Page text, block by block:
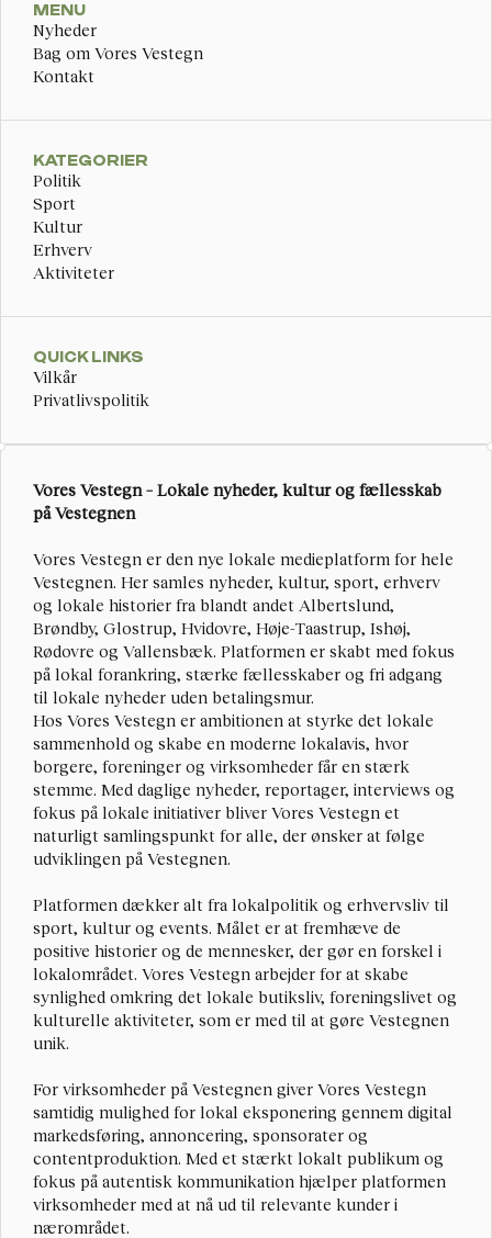
MENU
Nyheder
Bag om Vores Vestegn
Kontakt
KATEGORIER
Politik
Sport
Kultur
Erhverv
Aktiviteter
QUICK LINKS
Vilkår
Privatlivspolitik
Vores Vestegn – Lokale nyheder, kultur og fællesskab
på Vestegnen
Vores Vestegn er den nye lokale medieplatform for hele
Vestegnen. Her samles nyheder, kultur, sport, erhverv
og lokale historier fra blandt andet Albertslund,
Brøndby, Glostrup, Hvidovre, Høje-Taastrup, Ishøj,
Rødovre og Vallensbæk. Platformen er skabt med fokus
på lokal forankring, stærke fællesskaber og fri adgang
til lokale nyheder uden betalingsmur.
Hos Vores Vestegn er ambitionen at styrke det lokale
sammenhold og skabe en moderne lokalavis, hvor
borgere, foreninger og virksomheder får en stærk
stemme. Med daglige nyheder, reportager, interviews og
fokus på lokale initiativer bliver Vores Vestegn et
naturligt samlingspunkt for alle, der ønsker at følge
udviklingen på Vestegnen.
Platformen dækker alt fra lokalpolitik og erhvervsliv til
sport, kultur og events. Målet er at fremhæve de
positive historier og de mennesker, der gør en forskel i
lokalområdet. Vores Vestegn arbejder for at skabe
synlighed omkring det lokale butiksliv, foreningslivet og
kulturelle aktiviteter, som er med til at gøre Vestegnen
unik.
For virksomheder på Vestegnen giver Vores Vestegn
samtidig mulighed for lokal eksponering gennem digital
markedsføring, annoncering, sponsorater og
contentproduktion. Med et stærkt lokalt publikum og
fokus på autentisk kommunikation hjælper platformen
virksomheder med at nå ud til relevante kunder i
nærområdet.